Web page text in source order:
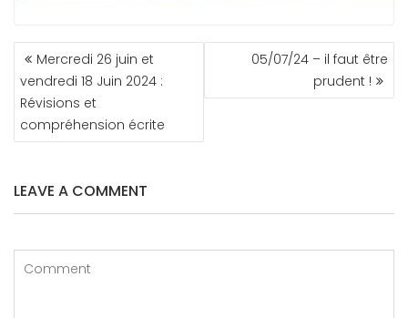
NAVIGATION
DE
L’ARTICLE
Mercredi 26 juin et
vendredi 18 Juin 2024 :
Révisions et
compréhension écrite
05/07/24 – il faut être
prudent !
LEAVE A COMMENT